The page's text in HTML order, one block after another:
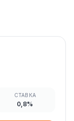
СТАВКА
0,8%